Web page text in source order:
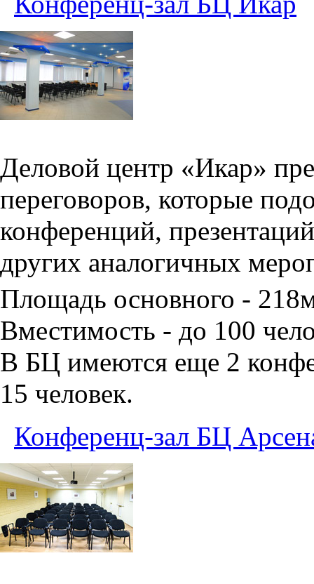
Деловой центр «Икар»
переговоров, которые
конференций,
других аналогичных
Площадь основного -
Вместимость - до 100
В БЦ имеются еще 2
15 человек.
Конференц-зал БЦ